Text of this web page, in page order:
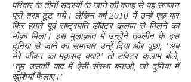
परिवार के तीनों सदस्यों के जाने की वजह से यह सज्जन
पूरी तरह टूट गये। लेकिन वर्ष 2010 में उन्हें एक बार
फिर हमारे पूर्व राष्ट्रपति डॉक्टर कलाम से मिलने का
मौक़ा मिला। इस मुलाक़ात में उन्होंने तवलीन के इस
दुनिया से जाने का समाचार उन्हें दिया और पूछा, ‘अब
मेरे जीवन का मक़सद क्या?’ तो डॉक्टर कलाम बोले,
‘तुम उसकी याद में ऐसी संस्था बनाओ, जो दुनिया में
ख़ुशियाँ फैलाए।’